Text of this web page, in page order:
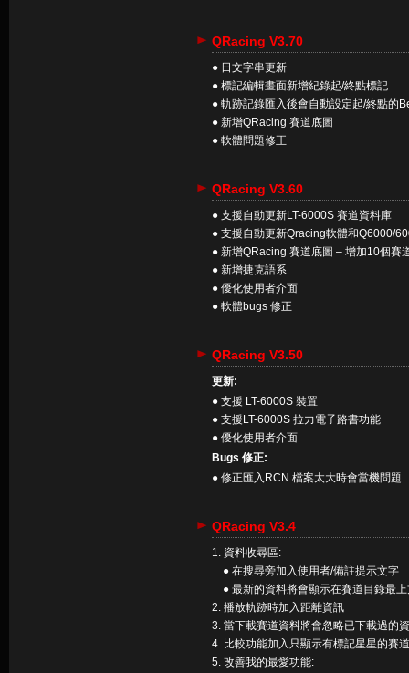
QRacing V3.70
● 日文字串更新
● 標記編輯畫面新增紀錄起/終點標記
● 軌跡記錄匯入後會自動設定起/終點的
● 新增QRacing 賽道底圖
● 軟體問題修正
QRacing V3.60
● 支援自動更新LT-6000S 賽道資料庫
● 支援自動更新Qracing軟體和Q6000/
● 新增QRacing 賽道底圖 – 增加10個賽
● 新增捷克語系
● 優化使用者介面
● 軟體bugs 修正
QRacing V3.50
更新:
● 支援 LT-6000S 裝置
● 支援LT-6000S 拉力電子路書功能
● 優化使用者介面
Bugs 修正:
● 修正匯入RCN 檔案太大時會當機問題
QRacing V3.4
1. 資料收尋區:
● 在搜尋旁加入使用者/備註提示文字
● 最新的資料將會顯示在賽道目錄最上
2. 播放軌跡時加入距離資訊
3. 當下載賽道資料將會忽略已下載過的
4. 比較功能加入只顯示有標記星星的賽
5. 改善我的最愛功能: